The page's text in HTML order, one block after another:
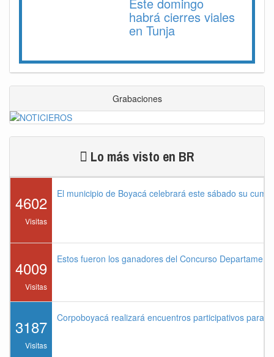
habrá cierres viales
en Tunja
Grabaciones
Lo más visto en BR
4602
Visitas
El municipio de Boyacá celebrará este sábado su
4009
Visitas
Estos fueron los ganadores del Concurso
3187
Visitas
Corpoboyacá realizará encuentros participativos para